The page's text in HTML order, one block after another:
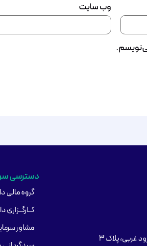
وب‌ سایت
غربی، پلاک ۳
دسترسی
گروه مالی
کــارگــزاری
مشاور